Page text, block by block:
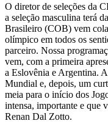
O diretor de seleções da
a seleção masculina terá
Brasileiro (COB) vem
olímpico em todos os
parceiro. Nossa
vem, com a primeira
a Eslovênia e Argentina.
Mundial e, depois, um
meia para o início dos
intensa, importante e que
Renan Dal Zotto.